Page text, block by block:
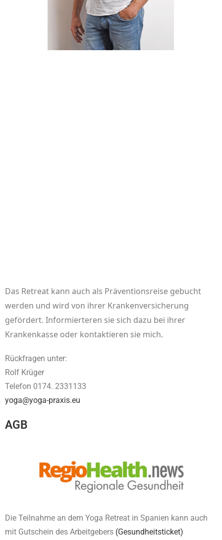
Das Retreat kann auch als Präventionsreise gebucht
werden und wird von ihrer Krankenversicherung
gefördert. Informierteren sie sich dazu bei ihrer
Krankenkasse oder kontaktieren sie mich.
Rückfragen unter:
Rolf Krüger
Telefon 0174. 2331133
yoga@yoga-praxis.eu
AGB
Die Teilnahme an dem Yoga Retreat in Spanien kann auch
mit Gutschein des Arbeitgebers (Gesundheitsticket)